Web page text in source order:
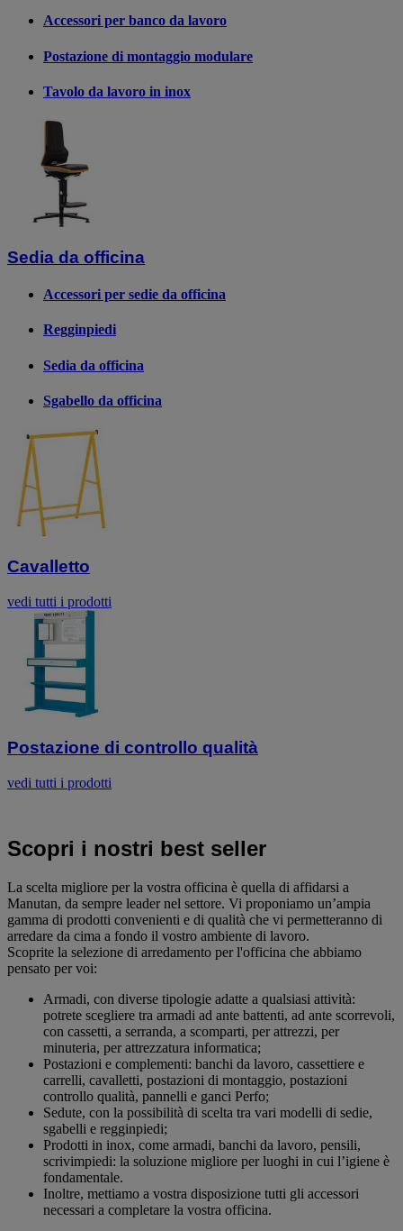
Accessori per banco da lavoro
Postazione di montaggio modulare
Tavolo da lavoro in inox
Sedia da officina
Accessori per sedie da officina
Regginpiedi
Sedia da officina
Sgabello da officina
Cavalletto
vedi tutti i prodotti
Postazione di controllo qualità
vedi tutti i prodotti
Scopri i nostri best seller
La scelta migliore per la vostra officina è quella di affidarsi a
Manutan, da sempre leader nel settore. Vi proponiamo un’ampia
gamma di prodotti convenienti e di qualità che vi permetteranno di
arredare da cima a fondo il vostro ambiente di lavoro.
Scoprite la selezione di arredamento per l'officina che abbiamo
pensato per voi:
Armadi, con diverse tipologie adatte a qualsiasi attività:
potrete scegliere tra armadi ad ante battenti, ad ante scorrevoli,
con cassetti, a serranda, a scomparti, per attrezzi, per
minuteria, per attrezzatura informatica;
Postazioni e complementi: banchi da lavoro, cassettiere e
carrelli, cavalletti, postazioni di montaggio, postazioni
controllo qualità, pannelli e ganci Perfo;
Sedute, con la possibilità di scelta tra vari modelli di sedie,
sgabelli e regginpiedi;
Prodotti in inox, come armadi, banchi da lavoro, pensili,
scrivimpiedi: la soluzione migliore per luoghi in cui l’igiene è
fondamentale.
Inoltre, mettiamo a vostra disposizione tutti gli accessori
necessari a completare la vostra officina.